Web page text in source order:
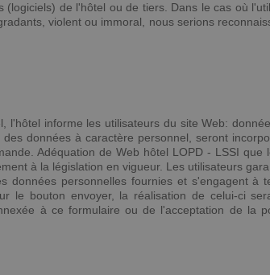
de l'hôtel ou de tiers. Dans le cas où
violent ou immoral, nous serions
informe les utilisateurs du site Web:
données à caractère personnel, seront
Adéquation de Web hôtel LOPD - LSSI que
à la législation en vigueur. Les utilisateurs
données personnelles fournies et s'engagent à
le bouton envoyer, la réalisation de celui-ci
à ce formulaire ou de l'acceptation de la